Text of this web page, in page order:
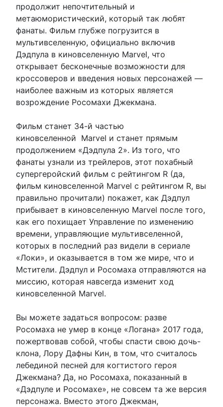
продолжит непочтительный и
метаюмористический, который так любят
фанаты. Фильм глубже погрузится в
мультивселенную, официально включив
Дэдпула в киновселенную Marvel, что
открывает бесконечные возможности для
кроссоверов и введения новых персонажей —
наиболее важным из которых является
возрождение Росомахи Джекмана.
Фильм станет 34-й частью
киновселенной Marvel и станет прямым
продолжением «Дэдпула 2». Из того, что
фанаты узнали из трейлеров, этот похабный
супергеройский фильм с рейтингом R (да,
фильм киновселенной Marvel с рейтингом R, вы
правильно прочитали) покажет, как Дэдпул
прибывает в киновселенную Marvel после того,
как его похищает Управление по изменению
времени, управляющие мультивселенной,
которых в последний раз видели в сериале
«Локи», и оказывается в том же мире, что и
Мстители. Дэдпул и Росомаха отправляются на
миссию, которая навсегда изменит ход
киновселенной Marvel.
Вы можете задаться вопросом: разве
Росомаха не умер в конце «Логана» 2017 года,
пожертвовав собой, чтобы спасти свою дочь-
клона, Лору Дафны Кин, в том, что считалось
лебединой песней для когтистого героя
Джекмана? Да, но Росомаха, показанный в
«Дэдпуле и Росомахе», не совсем та же версия
персонажа. Вместо этого Джекман,